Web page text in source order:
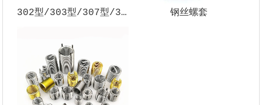
302型/303型/307型/308型/348型自攻螺套 钢丝螺套